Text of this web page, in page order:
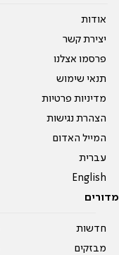
אודות
יצירת קשר
פרסמו אצלנו
תנאי שימוש
מדיניות פרטיות
הצהרת נגישות
המייל האדום
עברית
English
מדורים
חדשות
מבזקים